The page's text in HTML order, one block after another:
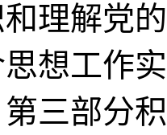
理解党
想工作
三部分